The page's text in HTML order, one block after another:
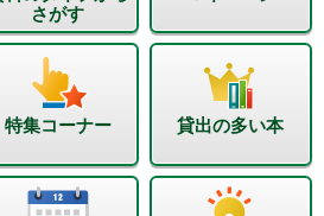
さがす
特集コーナー 貸出の多い本